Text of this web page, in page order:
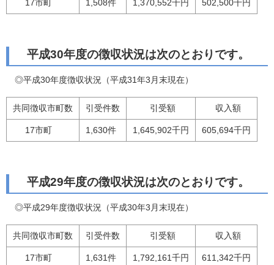
17市町 1,508件 1,370,552千円 502,500千円
平成30年度の徴収状況は次のとおりです。
◎平成30年度徴収状況（平成31年3月末現在）
共同徴収市町数 引受件数 引受額 収入額
17市町 1,630件 1,645,902千円 605,694千円
平成29年度の徴収状況は次のとおりです。
◎平成29年度徴収状況（平成30年3月末現在）
共同徴収市町数 引受件数 引受額 収入額
17市町 1,631件 1,792,161千円 611,342千円